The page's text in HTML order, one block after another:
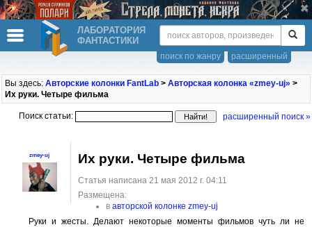
ЛАБОРАТОРИЯ
ФАНТАСТИКИ
расширенный
поиск по жанру
Вы здесь: Авторские колонки FantLab > Авторская колонка «zmey-uj» >
Их руки. Четыре фильма
Поиск статьи: расширенный поиск »
zmey-uj Их руки. Четыре фильма
Статья написана 21 мая 2012 г. 04:11
Размещена:
в авторской колонке zmey-uj
Руки и жесты. Делают некоторые моменты фильмов чуть ли не